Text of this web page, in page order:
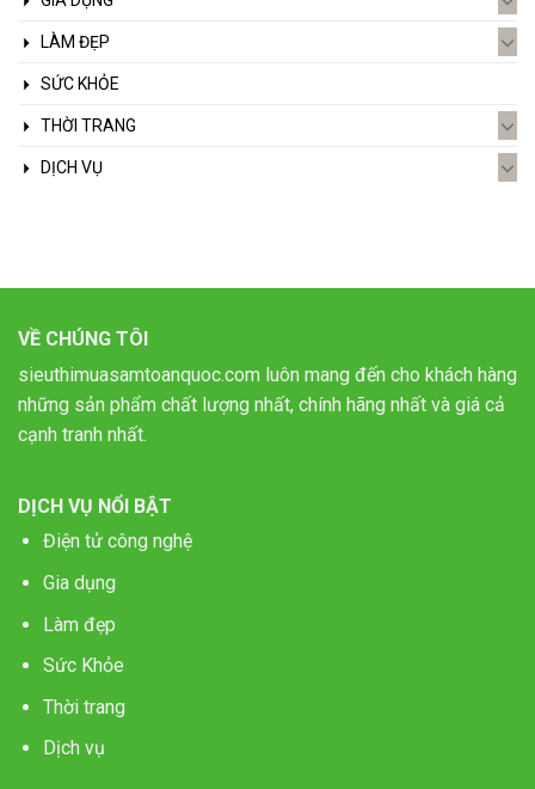
LÀM ĐẸP
SỨC KHỎE
THỜI TRANG
DỊCH VỤ
VỀ CHÚNG TÔI
sieuthimuasamtoanquoc.com luôn mang đến cho khách hàng
những sản phẩm chất lượng nhất, chính hãng nhất và giá cả
cạnh tranh nhất.
DỊCH VỤ NỔI BẬT
Điện tử công nghệ
Gia dụng
Làm đẹp
Sức Khỏe
Thời trang
Dịch vụ